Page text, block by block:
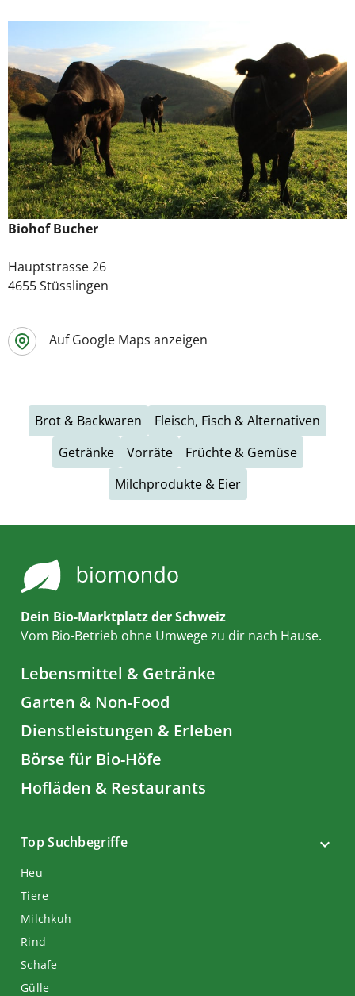
Biohof Bucher
Hauptstrasse 26
4655 Stüsslingen
Auf Google Maps anzeigen
Brot & Backwaren
Fleisch, Fisch & Alternativen
Getränke
Vorräte
Früchte & Gemüse
Milchprodukte & Eier
Dein Bio-Marktplatz der Schweiz
Vom Bio-Betrieb ohne Umwege zu dir nach Hause.
Lebensmittel & Getränke
Garten & Non-Food
Dienstleistungen & Erleben
Börse für Bio-Höfe
Hofläden & Restaurants
Top Suchbegriffe
Heu
Tiere
Milchkuh
Rind
Schafe
Gülle